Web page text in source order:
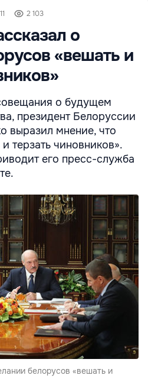
2 103
о
«вешать и
о будущем
президент Белоруссии
выразил мнение, что
терзать чиновников».
его пресс-служба
белорусов «вешать и